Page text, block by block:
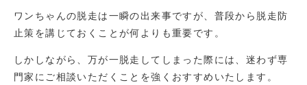
ワンちゃんの脱走は一瞬の出来事ですが、普段から脱走防
止策を講じておくことが何よりも重要です。
しかしながら、万が一脱走してしまった際には、迷わず専
門家にご相談いただくことを強くおすすめいたします。